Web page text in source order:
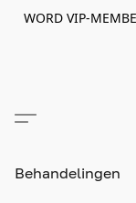
WORD VIP-
Behandelingen